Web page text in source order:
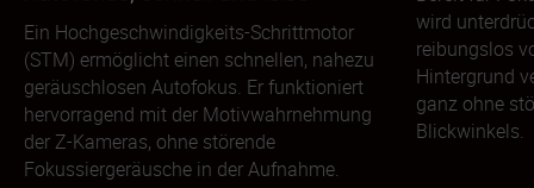
Ein Hochgeschwindigkeits-Schrittmotor
(STM) ermöglicht einen schnellen, nahezu
geräuschlosen Autofokus. Er funktioniert
hervorragend mit der Motivwahrnehmung
der Z-Kameras, ohne störende
Fokussiergeräusche in der Aufnahme.
wird
reibungslos
Hintergrund
ganz ohne
Blickwinkels.